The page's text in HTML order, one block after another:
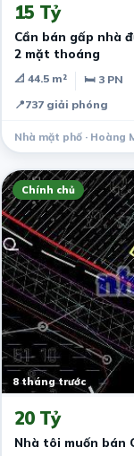
15 Tỷ
Cần bán gấp nhà
2 mặt thoáng
📐 44.5 m²
🛏 3 PN
📍737 giải phóng
Nhà mặt phố · Hoàng
Chính chủ
8 tháng trước
20 Tỷ
Nhà tôi muốn bán